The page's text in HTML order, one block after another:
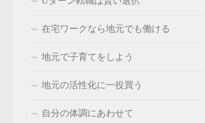
在宅ワークなら地元でも働ける
地元で子育てをしよう
地元の活性化に一役買う
自分の体調にあわせて